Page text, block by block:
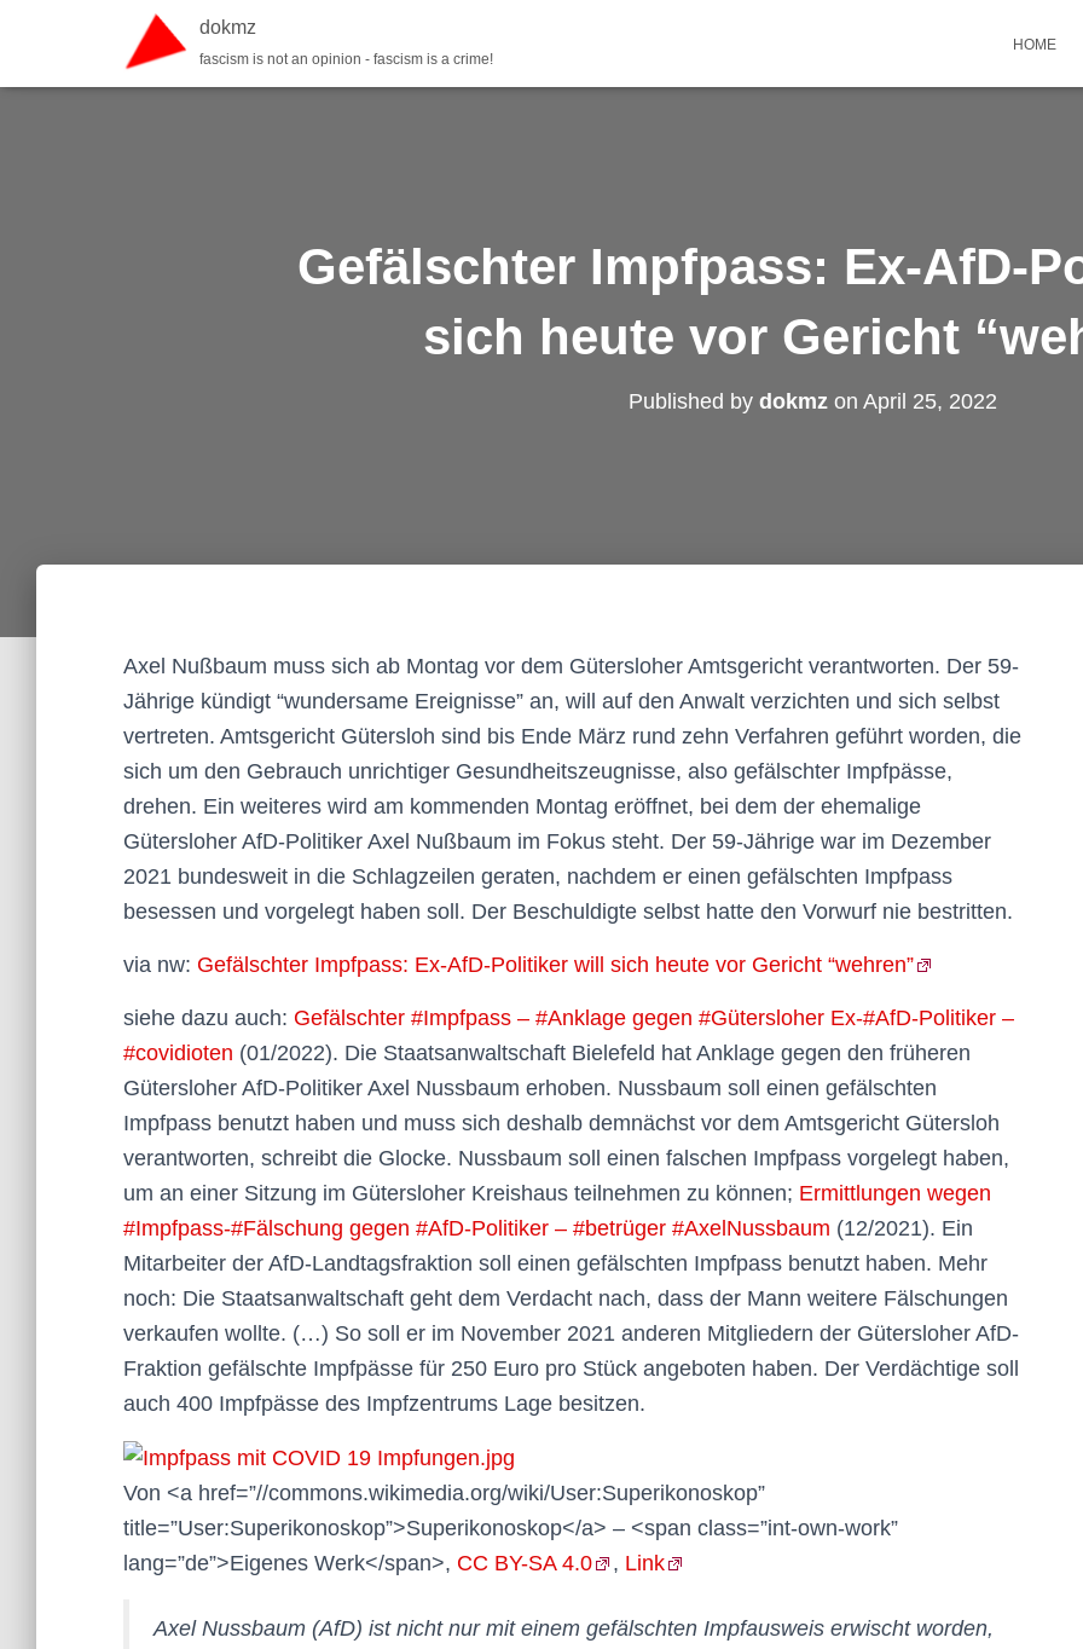
dokmz
fascism is not an opinion - fascism is a crime!
HOME
Gefälschter Impfpass: Ex-AfD-
sich heute vor Gericht
Published by dokmzon April 25, 2022
Axel Nußbaum muss sich ab Montag vor dem Gütersloher Amtsgericht verantworten. Der 59-
Jährige kündigt “wundersame Ereignisse” an, will auf den Anwalt verzichten und sich selbst
vertreten. Amtsgericht Gütersloh sind bis Ende März rund zehn Verfahren geführt worden, die
sich um den Gebrauch unrichtiger Gesundheitszeugnisse, also gefälschter Impfpässe,
drehen. Ein weiteres wird am kommenden Montag eröffnet, bei dem der ehemalige
Gütersloher AfD-Politiker Axel Nußbaum im Fokus steht. Der 59-Jährige war im Dezember
2021 bundesweit in die Schlagzeilen geraten, nachdem er einen gefälschten Impfpass
besessen und vorgelegt haben soll. Der Beschuldigte selbst hatte den Vorwurf nie bestritten.
via nw: Gefälschter Impfpass: Ex-AfD-Politiker will sich heute vor Gericht “wehren”
siehe dazu auch: Gefälschter #Impfpass – #Anklage gegen #Gütersloher Ex-#AfD-Politiker –
#covidioten (01/2022). Die Staatsanwaltschaft Bielefeld hat Anklage gegen den früheren
Gütersloher AfD-Politiker Axel Nussbaum erhoben. Nussbaum soll einen gefälschten
Impfpass benutzt haben und muss sich deshalb demnächst vor dem Amtsgericht Gütersloh
verantworten, schreibt die Glocke. Nussbaum soll einen falschen Impfpass vorgelegt haben,
um an einer Sitzung im Gütersloher Kreishaus teilnehmen zu können; Ermittlungen wegen
#Impfpass-#Fälschung gegen #AfD-Politiker – #betrüger #AxelNussbaum (12/2021). Ein
Mitarbeiter der AfD-Landtagsfraktion soll einen gefälschten Impfpass benutzt haben. Mehr
noch: Die Staatsanwaltschaft geht dem Verdacht nach, dass der Mann weitere Fälschungen
verkaufen wollte. (…) So soll er im November 2021 anderen Mitgliedern der Gütersloher AfD-
Fraktion gefälschte Impfpässe für 250 Euro pro Stück angeboten haben. Der Verdächtige soll
auch 400 Impfpässe des Impfzentrums Lage besitzen.
Von <a href=”//commons.wikimedia.org/wiki/User:Superikonoskop”
title=”User:Superikonoskop”>Superikonoskop</a> – <span class=”int-own-work”
lang=”de”>Eigenes Werk</span>, CC BY-SA 4.0 , Link
Axel Nussbaum (AfD) ist nicht nur mit einem gefälschten Impfausweis erwischt worden,